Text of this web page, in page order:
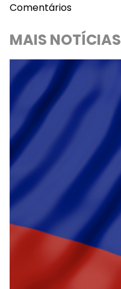
Comentários
MAIS NOTÍCIAS